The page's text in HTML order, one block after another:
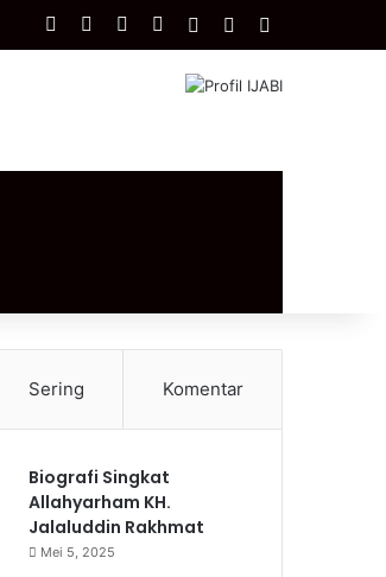
Facebook YouTubeInstagram
Log InArtikel Acak
Sering Komentar
Biografi Singkat
Allahyarham KH.
Jalaluddin Rakhmat
Mei 5, 2025